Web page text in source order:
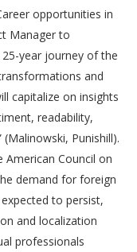
opportunities in
Manager to
25-year journey of the
and
capitalize on insights
readability,
Punishill).
Council on
demand for foreign
to persist,
and localization
professionals